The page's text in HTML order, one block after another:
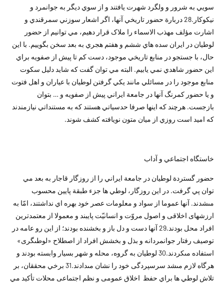
سويي به شرور و ولگرد شهرت يافتند و از سوي ديگر به جوانمرد و
نيكوكار.28 دربارة حضور تاريخي آنها، اگر اشعار سوزني سمرقندي و
اشارت مؤلف مهذب الاسماء را ملاک قرار دهيم، مي توانيم از حضور
لوطيان در ايران سده هاي ششم و هفتم هجري به بعد سخن بگوييم. با اين
حال، با جستجو در منابع تاريخي موجود، دست کم تا پيش از صفويه براي
اين حضور شاهدي نمي يابيم. البته مي توان گفت که شايد دليل سکوت
منابع موجود را در مسائلي مانند يکي گرفتن لوطيان با عياران و اهل فتوت
و يا حضور کمرنگ آنها در جامعة ايراني پيش از صفويه و … بتوان
بازجست. هرچند که اينها صرفا حدسياتي هستند که به مستنداتي نيازمندند
که اميد است روزي از ميان متون نويافته کشف شوند.
خاستگاه اجتماعي و آداب
حضور گستردة لوطيان در جامعة ايراني را از روزگار قاجار به بعد مي
توان پي گرفت. در اين روزگار، لوطي ها جزء طبقة پايين محسوب
مى‏شدند. آنها عموما از سواد و معلومات عصر خود بهره اي نداشتند، امّا به
ارزشهاى اخلاقى و اصول مروّت و انسانيّت پايبند و معمولا از معتمدترين
افراد محل بودند.29 آنها دست و دل باز و بخشنده بودند؛ از اين رو عامه در
توصيف رفتار جوانمردانه و بذل و بخشش افراد از اصطلاح «لوطى‏گرى»
استفاده مى‏كردند.30 لوطيان به گروه، محله و شهر بسيار وابسته بودند و
هرگاه لازم مى‏شد سرسپردگى خود را نشان مى‏دادند.31 برخي محققان، بر
تلاش لوطي ها براي حفظ اخلاق عمومى و نظم اجتماعى محلات تأکيد مي